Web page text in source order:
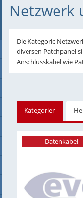
Netzwerk
Die Kategorie
diversen Patchpanel
Anschlusskabel wie
Kategorien
Datenkabel